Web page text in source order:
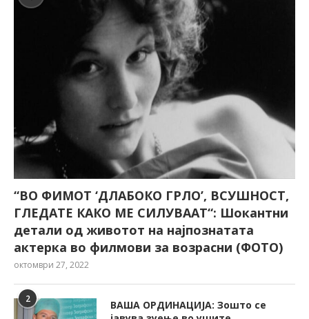
“ВО ФИМОТ ‘ДЛАБОКО ГРЛО’, ВСУШНОСТ,
ГЛЕДАТЕ КАКО МЕ СИЛУВААТ“: Шокантни
детали од животот на најпознатата
актерка во филмови за возрасни (ФОТО)
октомври 27, 2022
2
ВАША ОРДИНАЦИЈА: Зошто се